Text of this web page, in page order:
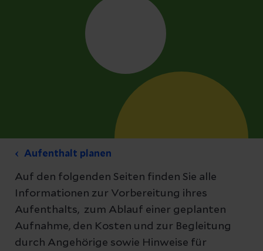
Aufenthalt planen
Auf den folgenden Seiten finden Sie alle
Informationen zur Vorbereitung ihres
Aufenthalts, zum Ablauf einer geplanten
Aufnahme, den Kosten und zur Begleitung
durch Angehörige sowie Hinweise für